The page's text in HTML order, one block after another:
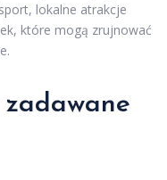
lokalne atrakcje
które mogą zrujnować